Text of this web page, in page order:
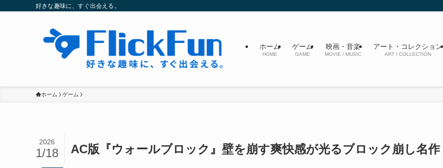
好きな趣味に、すぐ出会える。
ホーム
HOME
ゲーム
GAME
映画・音楽
MOVIE / MUSIC
アート・コレクション
ART / COLLECTION
ホーム ゲーム
AC版『ウォールブロック』壁を崩す爽快感が光るブロック崩し名作
2026
1/18